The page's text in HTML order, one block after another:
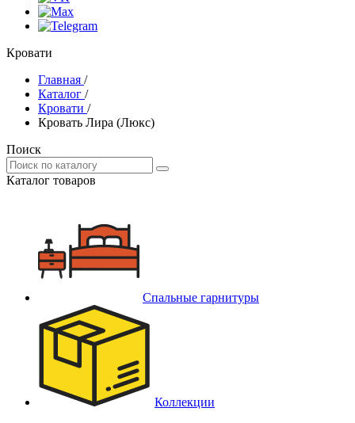
Кровати
Главная /
Каталог /
Кровати /
Кровать Лира (Люкс)
Поиск
Каталог товаров
Спальные гарнитуры
Коллекции